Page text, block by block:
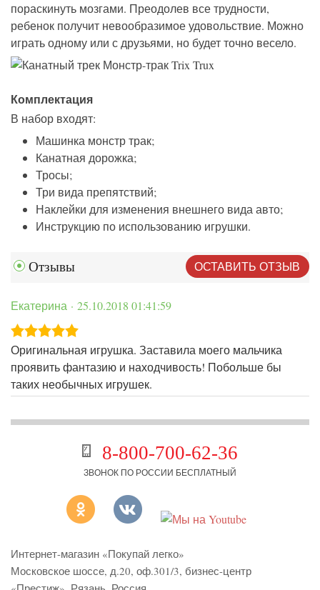
пораскинуть мозгами. Преодолев все трудности,
ребенок получит невообразимое удовольствие. Можно
играть одному или с друзьями, но будет точно весело.
Комплектация
В набор входят:
Машинка монстр трак;
Канатная дорожка;
Тросы;
Три вида препятствий;
Наклейки для изменения внешнего вида авто;
Инструкцию по использованию игрушки.
Отзывы ОСТАВИТЬ ОТЗЫВ
Екатерина · 25.10.2018 01:41:59
Оригинальная игрушка. Заставила моего мальчика
проявить фантазию и находчивость! Побольше бы
таких необычных игрушек.
8-800-700-62-36
ЗВОНОК ПО РОССИИ БЕСПЛАТНЫЙ
Интернет-магазин «Покупай легко»
Московское шоссе, д.20, оф.301/3, бизнес-центр